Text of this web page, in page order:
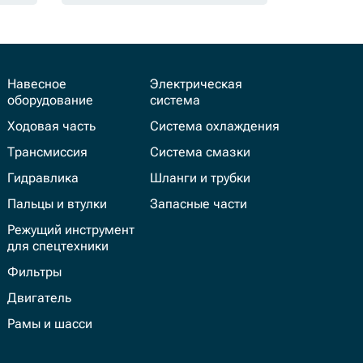
Навесное
оборудование
Ходовая часть
Трансмиссия
Гидравлика
Пальцы и втулки
Режущий инструмент
для спецтехники
Фильтры
Двигатель
Рамы и шасси
Электрическая
система
Система охлаждения
Система смазки
Шланги и трубки
Запасные части